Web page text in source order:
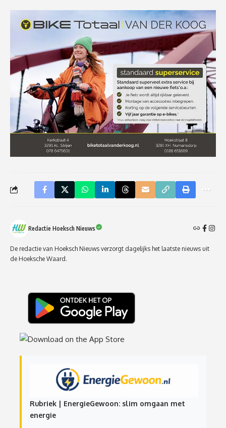
Redactie Hoeksch Nieuws
De redactie van Hoeksch Nieuws verzorgt dagelijks het laatste nieuws uit
de Hoeksche Waard.
Rubriek | EnergieGewoon: slim omgaan met
energie